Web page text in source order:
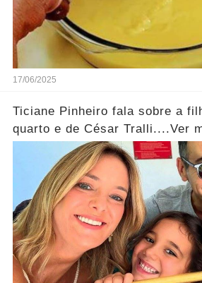
17/06/2025
Ticiane Pinheiro fala sobre a
quarto e de César Tralli....Ver